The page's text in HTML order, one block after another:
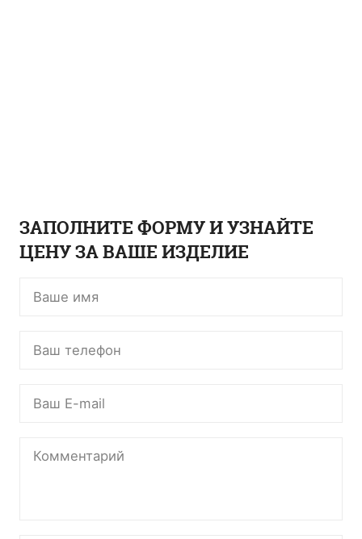
ЗАПОЛНИТЕ ФОРМУ И УЗНАЙТЕ
ЦЕНУ ЗА ВАШЕ ИЗДЕЛИЕ